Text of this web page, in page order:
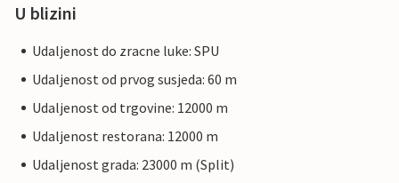
U blizini
Udaljenost do zracne luke: SPU
Udaljenost od prvog susjeda: 60 m
Udaljenost od trgovine: 12000 m
Udaljenost restorana: 12000 m
Udaljenost grada: 23000 m (Split)